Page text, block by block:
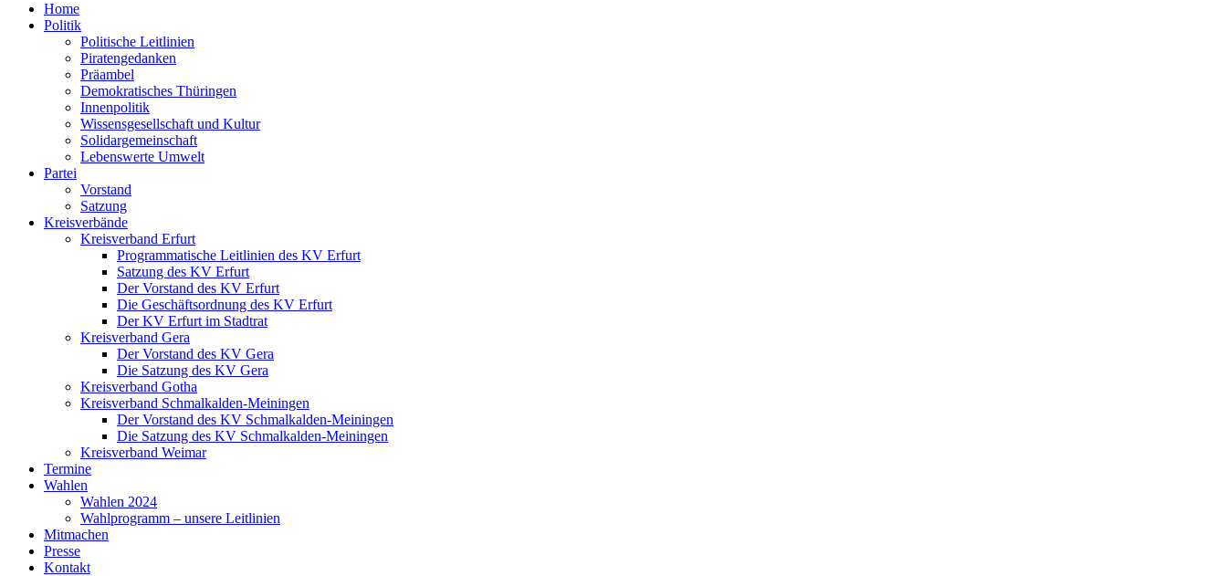
Home
Politik
Politische Leitlinien
Piratengedanken
Präambel
Demokratisches Thüringen
Innenpolitik
Wissensgesellschaft und Kultur
Solidargemeinschaft
Lebenswerte Umwelt
Partei
Vorstand
Satzung
Kreisverbände
Kreisverband Erfurt
Programmatische Leitlinien des KV Erfurt
Satzung des KV Erfurt
Der Vorstand des KV Erfurt
Die Geschäftsordnung des KV Erfurt
Der KV Erfurt im Stadtrat
Kreisverband Gera
Der Vorstand des KV Gera
Die Satzung des KV Gera
Kreisverband Gotha
Kreisverband Schmalkalden-Meiningen
Der Vorstand des KV Schmalkalden-Meiningen
Die Satzung des KV Schmalkalden-Meiningen
Kreisverband Weimar
Termine
Wahlen
Wahlen 2024
Wahlprogramm – unsere Leitlinien
Mitmachen
Presse
Kontakt